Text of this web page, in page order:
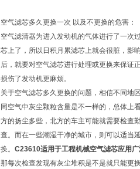
空气滤芯多久更换一次 以及不更换的危害：
空气滤清器为进入发动机的气体进行了一次
芯上了，所以日积月累滤芯上就会很脏，影
后，就要对空气滤芯进行处理或更换来保证
损伤了发动机更麻烦。
关于空气滤芯多久更换的问题，相信不同地
同空气中灰尘颗粒含量是不一样的，总体上
方的扬尘多些，北方的车主可能就需要检查
查。而在一些潮湿干净的城市，则可以适当
换。 C23610适用于工程机械空气滤芯应用广
那每次检查发现有灰尘堆积是不是就只能更